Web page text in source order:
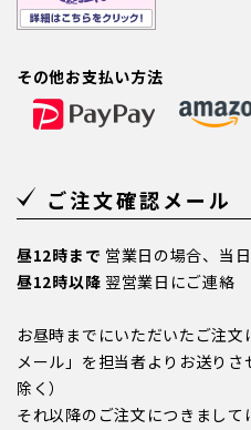
その他お支払い方法
ご注文確認メール
昼12時まで 営業日の場合、当
昼12時以降 翌営業日にご連絡
お昼時までにいただいたご注
メール」を担当者よりお送り
除く）
それ以降のご注文につきまし